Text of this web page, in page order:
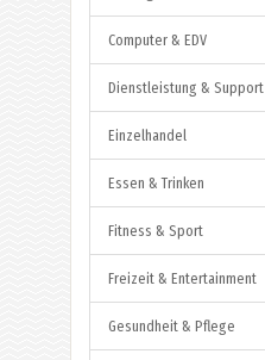
Computer & EDV
Dienstleistung & Support
Einzelhandel
Essen & Trinken
Fitness & Sport
Freizeit & Entertainment
Gesundheit & Pflege